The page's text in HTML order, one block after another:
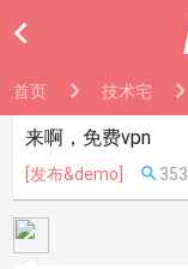

首页 技术宅
来啊，免费vpn
[发布&demo] 